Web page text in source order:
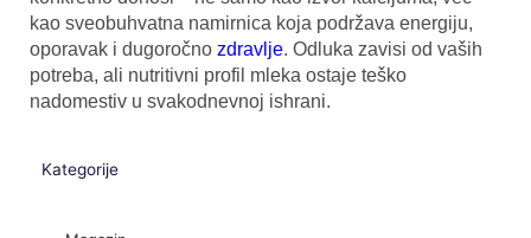
kao sveobuhvatna namirnica koja podržava energiju,
oporavak i dugoročno zdravlje. Odluka zavisi od vaših
potreba, ali nutritivni profil mleka ostaje teško
nadomestiv u svakodnevnoj ishrani.
Kategorije